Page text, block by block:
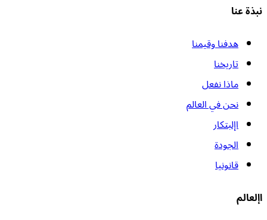
نبذة عنا
هدفنا وقيمنا
تاريخنا
ماذا نفعل
نحن في العالم
اإلبتكار
الجودة
قانونيا
اإلعالم